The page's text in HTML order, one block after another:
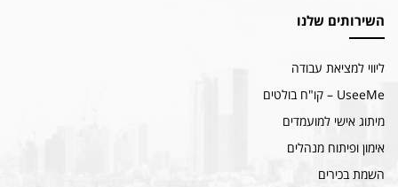
השירותים שלנו
ליווי למציאת עבודה
UseeMe – קו"ח בולטים
מיתוג אישי למועמדים
אימון ופיתוח מנהלים
השמת בכירים